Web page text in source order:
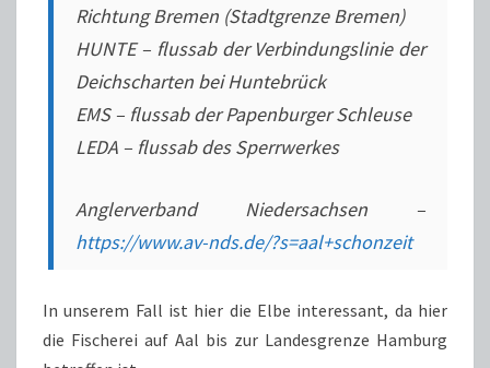
Richtung Bremen (Stadtgrenze Bremen)
HUNTE – flussab der Verbindungslinie der
Deichscharten bei Huntebrück
EMS – flussab der Papenburger Schleuse
LEDA – flussab des Sperrwerkes
Anglerverband Niedersachsen –
https://www.av-nds.de/?s=aal+schonzeit
In unserem Fall ist hier die Elbe interessant, da hier
die Fischerei auf Aal bis zur Landesgrenze Hamburg